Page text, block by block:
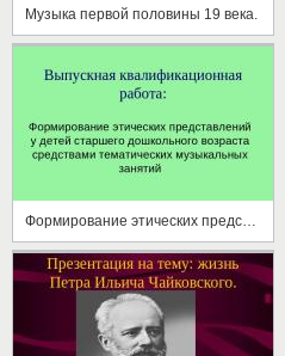
Музыка первой половины 19 века.